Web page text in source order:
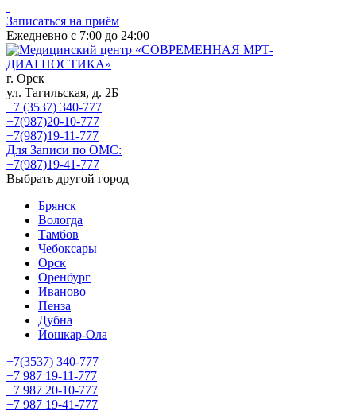
Записаться на приём
Ежедневно с 7:00 до 24:00
г. Орск
ул. Тагильская, д. 2Б
+7 (3537) 340-777
+7(987)20-10-777
+7(987)19-11-777
Для Записи по ОМС:
+7(987)19-41-777
Выбрать другой город
Брянск
Вологда
Тамбов
Чебоксары
Орск
Оренбург
Иваново
Пенза
Дубна
Йошкар-Ола
+7(3537) 340-777
+7 987 19-11-777
+7 987 20-10-777
+7 987 19-41-777